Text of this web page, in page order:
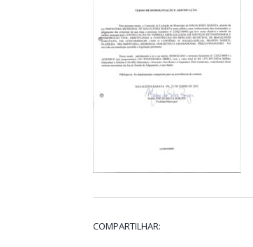
COMPARTILHAR: